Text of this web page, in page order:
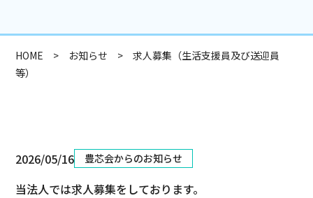
HOME > お知らせ >
求人募集（生活支援員及び送迎員
等）
2026/05/16 豊芯会からのお知らせ
当法人では求人募集をしております。